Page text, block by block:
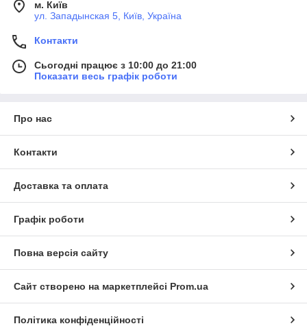
м. Київ
ул. Западынская 5, Київ, Україна
Контакти
Сьогодні працює з 10:00 до 21:00
Показати весь графік роботи
Про нас
Контакти
Доставка та оплата
Графік роботи
Повна версія сайту
Сайт створено на маркетплейсі Prom.ua
Політика конфіденційності